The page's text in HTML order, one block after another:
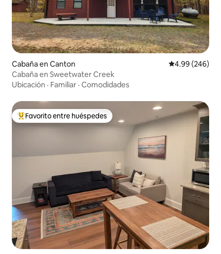
Cabaña en Canton Calificación
4.99 (246)
Cabaña en Sweetwater Creek
Ubicación · Familiar · Comodidades
Favorito entre huéspedes preferido
Favorito entre huéspedes